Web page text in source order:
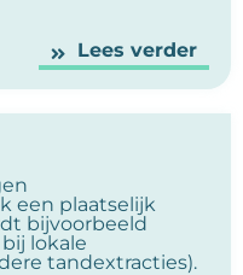
Lees verder
een plaatselijk
bijvoorbeeld
lokale
tandextracties).